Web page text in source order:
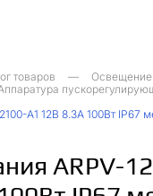
товаров
Освещение
A1 12В 8.3А 100Вт IP67
ARPV-